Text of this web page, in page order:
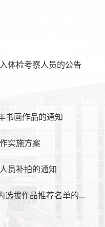
体检考察人员的公告
书画作品的通知
实施方案
员补拍的通知
选拔作品推荐名单的...